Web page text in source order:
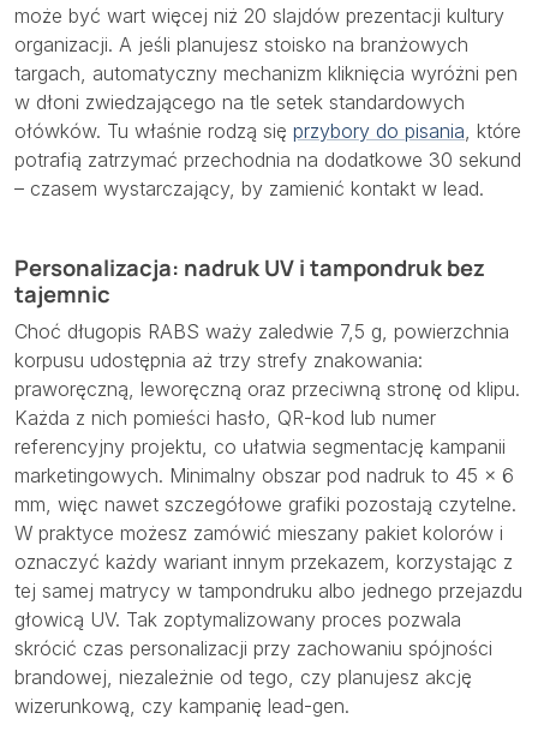
może być wart więcej niż 20 slajdów prezentacji kultury
organizacji. A jeśli planujesz stoisko na branżowych
targach, automatyczny mechanizm kliknięcia wyróżni pen
w dłoni zwiedzającego na tle setek standardowych
ołówków. Tu właśnie rodzą się przybory do pisania , które
potrafią zatrzymać przechodnia na dodatkowe 30 sekund
– czasem wystarczający, by zamienić kontakt w lead.
Personalizacja: nadruk UV i tampondruk bez
tajemnic
Choć długopis RABS waży zaledwie 7,5 g, powierzchnia
korpusu udostępnia aż trzy strefy znakowania:
praworęczną, leworęczną oraz przeciwną stronę od klipu.
Każda z nich pomieści hasło, QR-kod lub numer
referencyjny projektu, co ułatwia segmentację kampanii
marketingowych. Minimalny obszar pod nadruk to 45 × 6
mm, więc nawet szczegółowe grafiki pozostają czytelne.
W praktyce możesz zamówić mieszany pakiet kolorów i
oznaczyć każdy wariant innym przekazem, korzystając z
tej samej matrycy w tampondruku albo jednego przejazdu
głowicą UV. Tak zoptymalizowany proces pozwala
skrócić czas personalizacji przy zachowaniu spójności
brandowej, niezależnie od tego, czy planujesz akcję
wizerunkową, czy kampanię lead-gen.